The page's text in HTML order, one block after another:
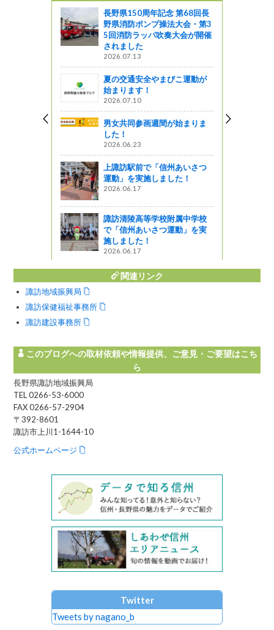
長野県150周年記念 第68回長
野県消防ポンプ操法大会・第3
5回消防ラッパ吹奏大会が開催
されました
2026.07.13
夏の交通安全やまびこ運動が
始まります！
2026.07.10
男女共同参画週間が始まりま
した！
2026.06.23
上諏訪駅前で「信州あいさつ
運動」を実施しました！
2026.06.17
諏訪清陵高等学校附属中学校
で「信州あいさつ運動」を実
施しました！
2026.06.17
関連リンク
諏訪地域振興局
諏訪保健福祉事務所
諏訪建設事務所
このブログへの取材依頼や情報提供、ご意見・ご要望はこち
ら
長野県諏訪地域振興局
TEL 0266-53-6000
FAX 0266-57-2904
〒392-8601
諏訪市上川1-1644-10
公式ホームページ
Twitter
Tweets by nagano_b